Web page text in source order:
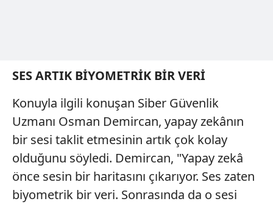
ilgili mevzuata uygun olarak kullanılan çerezlerle ilgili bilgi
almak için lütfentıklayınız .
SES ARTIK BİYOMETRİK BİR VERİ
Konuyla ilgili konuşan Siber Güvenlik
Uzmanı Osman Demircan, yapay zekânın
bir sesi taklit etmesinin artık çok kolay
olduğunu söyledi. Demircan, "Yapay zekâ
önce sesin bir haritasını çıkarıyor. Ses zaten
biyometrik bir veri. Sonrasında da o sesi